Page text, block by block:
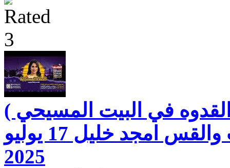
في البيت المسيحي )
مع الاخت رفقه بخيت والقس امجد خليل 17 يوليو
2025